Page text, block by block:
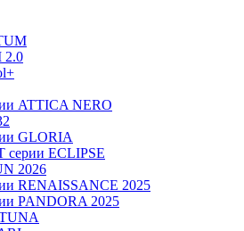
2.0
ATTICA NERO
GLORIA
серии ECLIPSE
2026
RENAISSANCE 2025
PANDORA 2025